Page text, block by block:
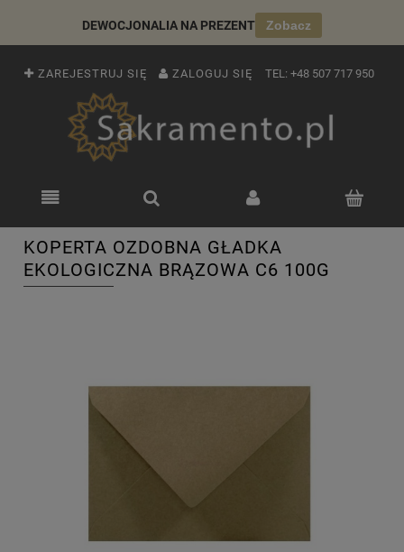
DEWOCJONALIA NA PREZENT Zobacz
ZAREJESTRUJ SIĘ ZALOGUJ SIĘ TEL: +48 507 717 950
KOPERTA OZDOBNA GŁADKA
EKOLOGICZNA BRĄZOWA C6 100G